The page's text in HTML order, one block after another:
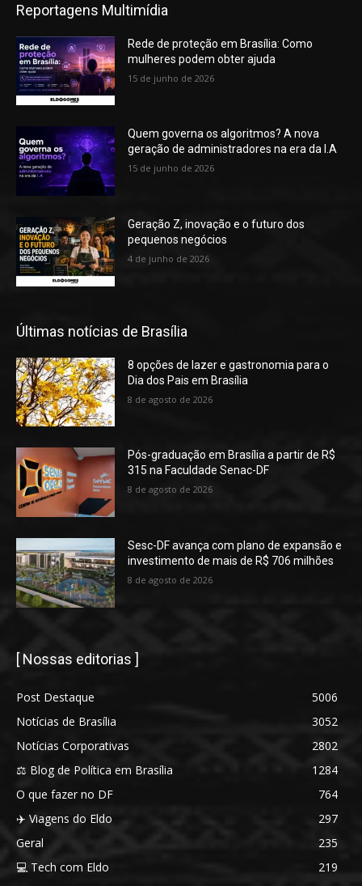
Reportagens Multimídia
Rede de proteção em Brasília: Como
mulheres podem obter ajuda
15 de junho de 2026
Quem governa os algoritmos? A nova
geração de administradores na era da I.A
15 de junho de 2026
Geração Z, inovação e o futuro dos
pequenos negócios
4 de junho de 2026
Últimas notícias de Brasília
8 opções de lazer e gastronomia para o
Dia dos Pais em Brasília
8 de agosto de 2026
Pós-graduação em Brasília a partir de R$
315 na Faculdade Senac-DF
8 de agosto de 2026
Sesc-DF avança com plano de expansão e
investimento de mais de R$ 706 milhões
8 de agosto de 2026
[ Nossas editorias ]
Post Destaque
5006
Notícias de Brasília
3052
Notícias Corporativas
2802
⚖️ Blog de Política em Brasília
1284
O que fazer no DF
764
✈️ Viagens do Eldo
297
Geral
235
💻 Tech com Eldo
219